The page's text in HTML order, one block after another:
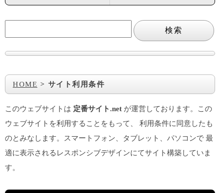
HOME > サイト利用条件
このウェブサイトは 定番サイト.net が運営しております。この
ウェブサイトを利用することをもって、 利用条件に同意したも
のとみなします。スマートフォン、タブレット、パソコンで 最
適に表示されるレスポンシブデザインにてサイト構築していま
す。